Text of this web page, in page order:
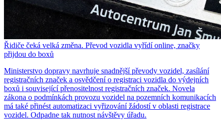
Řidiče čeká velká změna. Převod vozidla vyřídí online, značky
přijdou do boxů
Ministerstvo dopravy navrhuje snadnější převody vozidel, zasílání
registračních značek a osvědčení o registraci vozidla do výdejních
boxů i související přenositelnost registračních značek. Novela
zákona o podmínkách provozu vozidel na pozemních komunikacích
má také přinést automatizaci vyřizování žádostí v oblasti registrace
vozidel. Odpadne tak nutnost návštěvy úřadu.